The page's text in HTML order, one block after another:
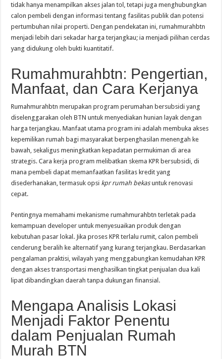
tidak hanya menampilkan akses jalan tol, tetapi juga menghubungkan
calon pembeli dengan informasi tentang fasilitas publik dan potensi
pertumbuhan nilai properti. Dengan pendekatan ini, rumahmurahbtn
menjadi lebih dari sekadar harga terjangkau; ia menjadi pilihan cerdas
yang didukung oleh bukti kuantitatif.
Rumahmurahbtn: Pengertian,
Manfaat, dan Cara Kerjanya
Rumahmurahbtn merupakan program perumahan bersubsidi yang
diselenggarakan oleh BTN untuk menyediakan hunian layak dengan
harga terjangkau. Manfaat utama program ini adalah membuka akses
kepemilikan rumah bagi masyarakat berpenghasilan menengah ke
bawah, sekaligus meningkatkan kepadatan permukiman di area
strategis. Cara kerja program melibatkan skema KPR bersubsidi, di
mana pembeli dapat memanfaatkan fasilitas kredit yang
disederhanakan, termasuk opsi kpr rumah bekasuntuk renovasi
cepat.
Pentingnya memahami mekanisme rumahmurahbtn terletak pada
kemampuan developer untuk menyesuaikan produk dengan
kebutuhan pasar lokal. Jika proses KPR terlalu rumit, calon pembeli
cenderung beralih ke alternatif yang kurang terjangkau. Berdasarkan
pengalaman praktisi, wilayah yang menggabungkan kemudahan KPR
dengan akses transportasi menghasilkan tingkat penjualan dua kali
lipat dibandingkan daerah tanpa dukungan finansial.
Mengapa Analisis Lokasi
Menjadi Faktor Penentu
dalam Penjualan Rumah
Murah BTN